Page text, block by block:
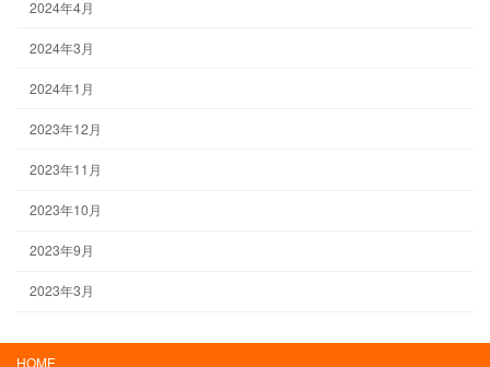
2024年4月
2024年3月
2024年1月
2023年12月
2023年11月
2023年10月
2023年9月
2023年3月
HOME